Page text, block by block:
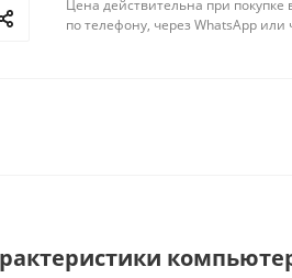
Цена действительна при
по телефону, через WhatsApp